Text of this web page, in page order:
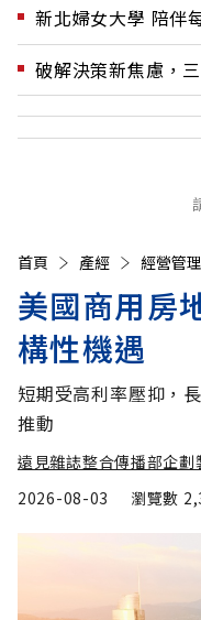
新北婦女大學 陪伴
破解決策新焦慮，
首頁 產經 經營管理
美國商用房
構性機遇
短期受高利率壓抑，
推動
遠見雜誌整合傳播部企劃
2026-08-03
瀏覽數